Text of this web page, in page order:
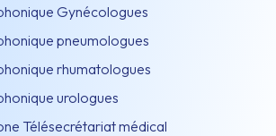
Gynécologues
pneumologues
rhumatologues
urologues
Télésecrétariat médical